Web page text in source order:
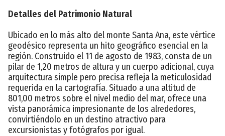
Detalles del Patrimonio Natural
Ubicado en lo más alto del monte Santa Ana, este vértice
geodésico representa un hito geográfico esencial en la
región. Construido el 11 de agosto de 1983, consta de un
pilar de 1,20 metros de altura y un cuerpo adicional, cuya
arquitectura simple pero precisa refleja la meticulosidad
requerida en la cartografía. Situado a una altitud de
801,00 metros sobre el nivel medio del mar, ofrece una
vista panorámica impresionante de los alrededores,
convirtiéndolo en un destino atractivo para
excursionistas y fotógrafos por igual.